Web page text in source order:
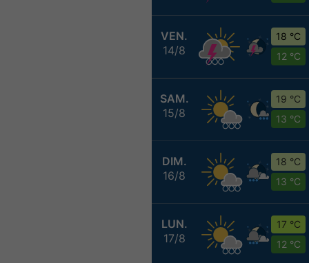
VEN.
14/8
18 °C
12 °C
SAM.
15/8
19 °C
13 °C
DIM.
16/8
18 °C
13 °C
LUN.
17/8
17 °C
12 °C